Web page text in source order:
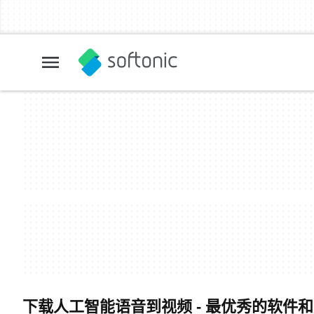
下载人工智能语音到视频 - 最优秀的软件